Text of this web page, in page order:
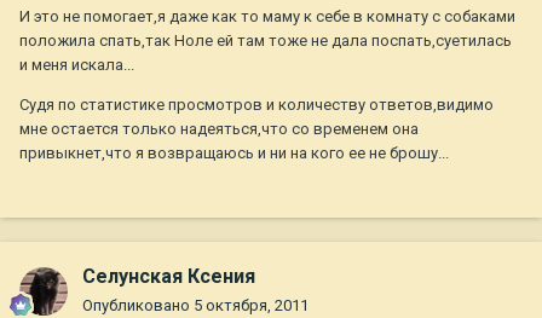
И это не помогает,я даже как то маму к себе в комнату с собаками
положила спать,так Ноле ей там тоже не дала поспать,суетилась
и меня искала...
Судя по статистике просмотров и количеству ответов,видимо
мне остается только надеяться,что со временем она
привыкнет,что я возвращаюсь и ни на кого ее не брошу...
Селунская Ксения
Опубликовано 5 октября, 2011